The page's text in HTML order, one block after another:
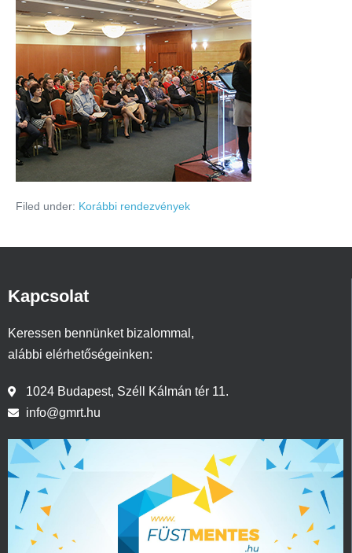
Filed under: Korábbi rendezvények
Kapcsolat
Keressen bennünket bizalommal,
alábbi elérhetőségeinken:
1024 Budapest, Széll Kálmán tér 11.
info@gmrt.hu